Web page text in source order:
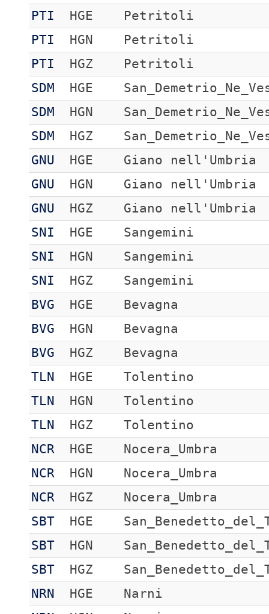
PTI
HGE
Petritoli
PTI
HGN
Petritoli
PTI
HGZ
Petritoli
SDM
HGE
SDM
HGN
SDM
HGZ
GNU
HGE
Giano nell'Umbria
GNU
HGN
Giano nell'Umbria
GNU
HGZ
Giano nell'Umbria
SNI
HGE
Sangemini
SNI
HGN
Sangemini
SNI
HGZ
Sangemini
BVG
HGE
Bevagna
BVG
HGN
Bevagna
BVG
HGZ
Bevagna
TLN
HGE
Tolentino
TLN
HGN
Tolentino
TLN
HGZ
Tolentino
NCR
HGE
Nocera_Umbra
NCR
HGN
Nocera_Umbra
NCR
HGZ
Nocera_Umbra
SBT
HGE
SBT
HGN
SBT
HGZ
NRN
HGE
Narni